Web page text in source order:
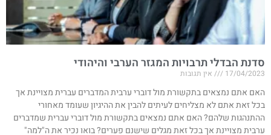
סדנת הבדלי תרבויות המגזר הערבי והיהודי
17/04/2023 אין תגובות
האם אתם נמצאים בתקשורת מול דוברי ערבית המדברים עברית מצויינת אך
בכל זאת אתם לא מצליחים לעיתים להבין את ההיגיון שעומד מאחורי
ההתנהגות שלהם? האם אתם נמצאים בתקשורת מול דוברי עברית שמדברים
ערבית מצויינת אך בכל זאת מגלים שישנם פערים? בואו נכיר את ה"למה"